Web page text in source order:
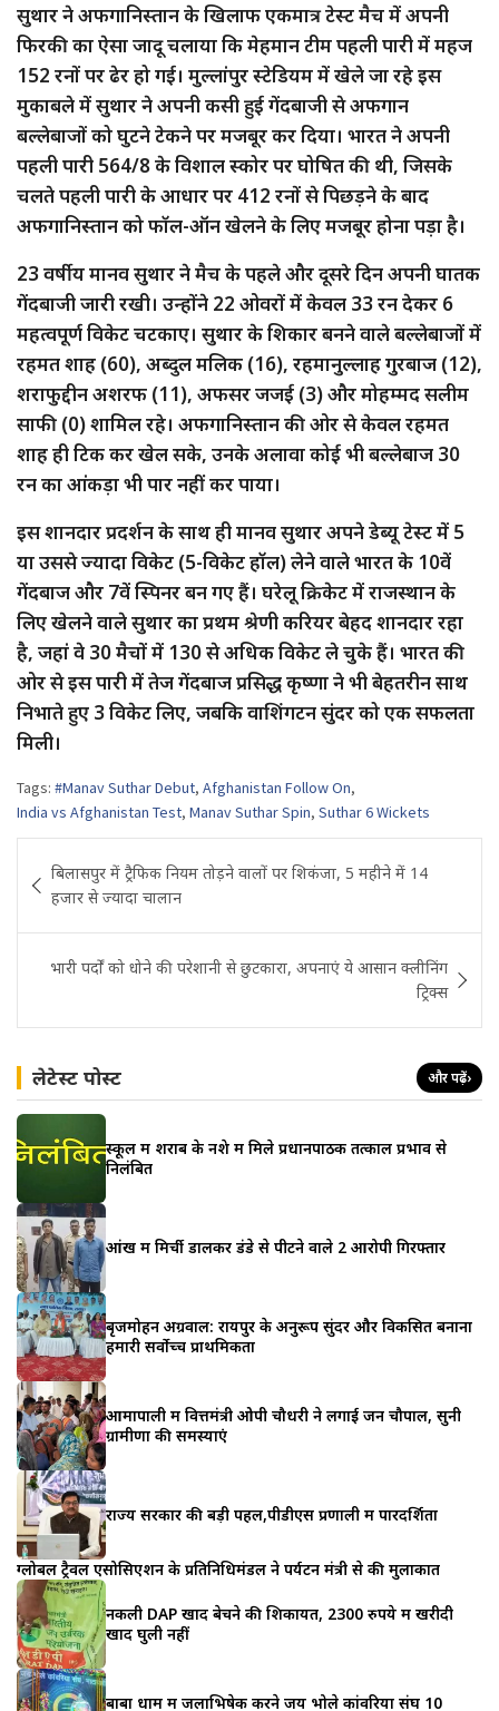
सुथार ने अफगानिस्तान के खिलाफ एकमात्र टेस्ट मैच में अपनी
फिरकी का ऐसा जादू चलाया कि मेहमान टीम पहली पारी में महज
152 रनों पर ढेर हो गई। मुल्लांपुर स्टेडियम में खेले जा रहे इस
मुकाबले में सुथार ने अपनी कसी हुई गेंदबाजी से अफगान
बल्लेबाजों को घुटने टेकने पर मजबूर कर दिया। भारत ने अपनी
पहली पारी 564/8 के विशाल स्कोर पर घोषित की थी, जिसके
चलते पहली पारी के आधार पर 412 रनों से पिछड़ने के बाद
अफगानिस्तान को फॉल-ऑन खेलने के लिए मजबूर होना पड़ा है।
23 वर्षीय मानव सुथार ने मैच के पहले और दूसरे दिन अपनी घातक
गेंदबाजी जारी रखी। उन्होंने 22 ओवरों में केवल 33 रन देकर 6
महत्वपूर्ण विकेट चटकाए। सुथार के शिकार बनने वाले बल्लेबाजों में
रहमत शाह (60), अब्दुल मलिक (16), रहमानुल्लाह गुरबाज (12),
शराफुद्दीन अशरफ (11), अफसर जजई (3) और मोहम्मद सलीम
साफी (0) शामिल रहे। अफगानिस्तान की ओर से केवल रहमत
शाह ही टिक कर खेल सके, उनके अलावा कोई भी बल्लेबाज 30
रन का आंकड़ा भी पार नहीं कर पाया।
इस शानदार प्रदर्शन के साथ ही मानव सुथार अपने डेब्यू टेस्ट में 5
या उससे ज्यादा विकेट (5-विकेट हॉल) लेने वाले भारत के 10वें
गेंदबाज और 7वें स्पिनर बन गए हैं। घरेलू क्रिकेट में राजस्थान के
लिए खेलने वाले सुथार का प्रथम श्रेणी करियर बेहद शानदार रहा
है, जहां वे 30 मैचों में 130 से अधिक विकेट ले चुके हैं। भारत की
ओर से इस पारी में तेज गेंदबाज प्रसिद्ध कृष्णा ने भी बेहतरीन साथ
निभाते हुए 3 विकेट लिए, जबकि वाशिंगटन सुंदर को एक सफलता
मिली।
Tags: #Manav Suthar Debut, Afghanistan Follow On,
India vs Afghanistan Test, Manav Suthar Spin, Suthar 6 Wickets
navigation
बिलासपुर में ट्रैफिक नियम तोड़ने वालों पर शिकंजा, 5 महीने में 14
हजार से ज्यादा चालान
भारी पर्दों को धोने की परेशानी से छुटकारा, अपनाएं ये आसान क्लीनिंग
ट्रिक्स
लेटेस्ट पोस्ट और पढ़ें›
स्कूल में शराब के नशे में मिले प्रधानपाठक तत्काल प्रभाव से
निलंबित
आंख में मिर्ची डालकर डंडे से पीटने वाले 2 आरोपी गिरफ्तार
बृजमोहन अग्रवाल: रायपुर के अनुरूप सुंदर और विकसित बनाना
हमारी सर्वोच्च प्राथमिकता
आमापाली में वित्तमंत्री ओपी चौधरी ने लगाई जन चौपाल, सुनी
ग्रामीणों की समस्याएं
राज्य सरकार की बड़ी पहल,पीडीएस प्रणाली में पारदर्शिता
ग्लोबल ट्रैवल एसोसिएशन के प्रतिनिधिमंडल ने पर्यटन मंत्री से की मुलाकात
नकली DAP खाद बेचने की शिकायत, 2300 रुपये में खरीदी
खाद घुली नहीं
बाबा धाम में जलाभिषेक करने जय भोले कांवरिया संघ 10